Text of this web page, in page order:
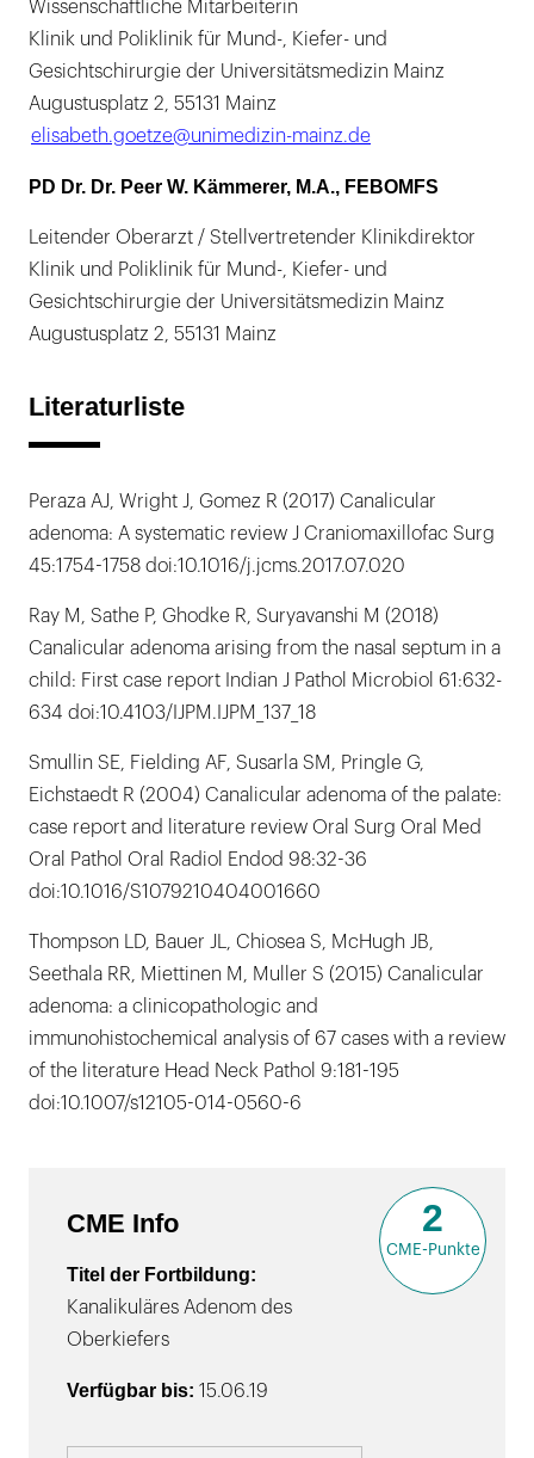
Wissenschaftliche Mitarbeiterin
Klinik und Poliklinik für Mund-, Kiefer- und
Gesichtschirurgie der Universitätsmedizin Mainz
Augustusplatz 2, 55131 Mainz
elisabeth.goetze@unimedizin-mainz.de
PD Dr. Dr. Peer W. Kämmerer, M.A., FEBOMFS
Leitender Oberarzt / Stellvertretender Klinikdirektor
Klinik und Poliklinik für Mund-, Kiefer- und
Gesichtschirurgie der Universitätsmedizin Mainz
Augustusplatz 2, 55131 Mainz
Literaturliste
Peraza AJ, Wright J, Gomez R (2017) Canalicular
adenoma: A systematic review J Craniomaxillofac Surg
45:1754-1758 doi:10.1016/j.jcms.2017.07.020
Ray M, Sathe P, Ghodke R, Suryavanshi M (2018)
Canalicular adenoma arising from the nasal septum in a
child: First case report Indian J Pathol Microbiol 61:632-
634 doi:10.4103/IJPM.IJPM_137_18
Smullin SE, Fielding AF, Susarla SM, Pringle G,
Eichstaedt R (2004) Canalicular adenoma of the palate:
case report and literature review Oral Surg Oral Med
Oral Pathol Oral Radiol Endod 98:32-36
doi:10.1016/S1079210404001660
Thompson LD, Bauer JL, Chiosea S, McHugh JB,
Seethala RR, Miettinen M, Muller S (2015) Canalicular
adenoma: a clinicopathologic and
immunohistochemical analysis of 67 cases with a review
of the literature Head Neck Pathol 9:181-195
doi:10.1007/s12105-014-0560-6
CME Info
Titel der Fortbildung:
Kanalikuläres Adenom des
Oberkiefers
Verfügbar bis: 15.06.19
2
CME-Punkte